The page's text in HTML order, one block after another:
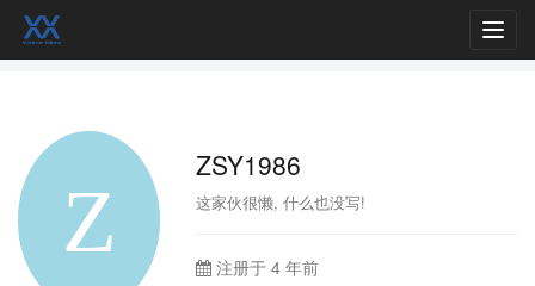
ZSY1986
这家伙很懒, 什么也没写!
注册于 4 年前